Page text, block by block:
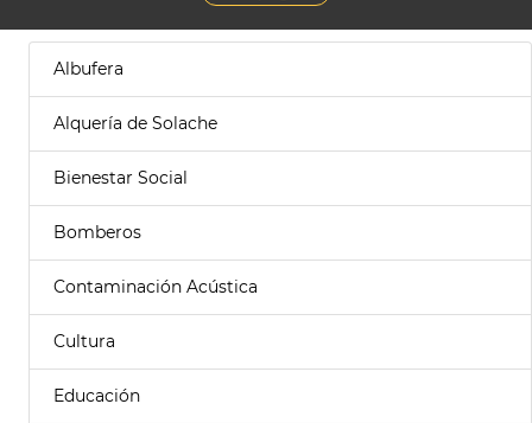
Albufera
Alquería de Solache
Bienestar Social
Bomberos
Contaminación Acústica
Cultura
Educación